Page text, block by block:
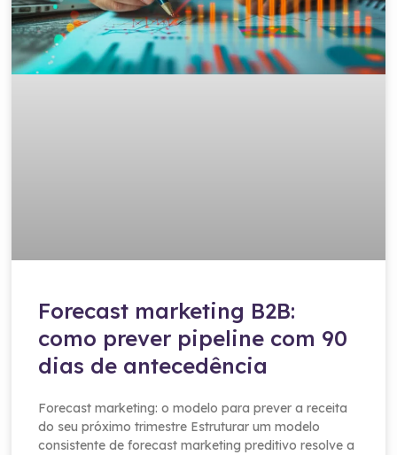
Forecast marketing B2B:
como prever pipeline com 90
dias de antecedência
Forecast marketing: o modelo para prever a receita
do seu próximo trimestre Estruturar um modelo
consistente de forecast marketing preditivo resolve a